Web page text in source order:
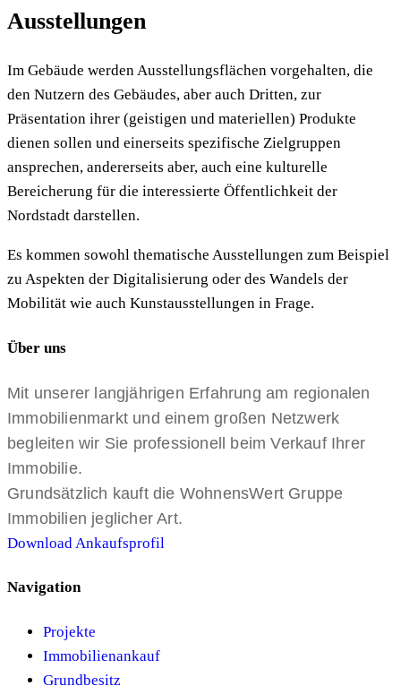
Ausstellungen
Im Gebäude werden Ausstellungsflächen vorgehalten, die
den Nutzern des Gebäudes, aber auch Dritten, zur
Präsentation ihrer (geistigen und materiellen) Produkte
dienen sollen und einerseits spezifische Zielgruppen
ansprechen, andererseits aber, auch eine kulturelle
Bereicherung für die interessierte Öffentlichkeit der
Nordstadt darstellen.
Es kommen sowohl thematische Ausstellungen zum Beispiel
zu Aspekten der Digitalisierung oder des Wandels der
Mobilität wie auch Kunstausstellungen in Frage.
Über uns
Mit unserer langjährigen Erfahrung am regionalen
Immobilienmarkt und einem großen Netzwerk
begleiten wir Sie professionell beim Verkauf Ihrer
Immobilie.
Grundsätzlich kauft die WohnensWert Gruppe
Immobilien jeglicher Art.
Download Ankaufsprofil
Navigation
Projekte
Immobilienankauf
Grundbesitz